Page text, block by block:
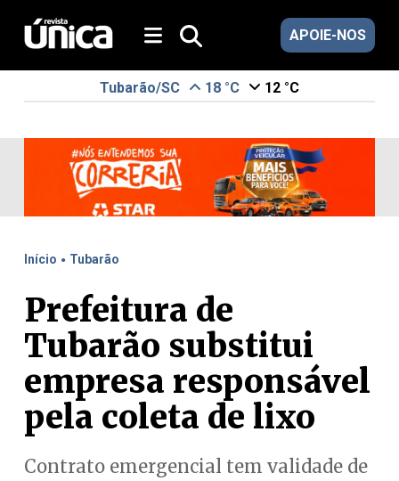
APOIE-NOS
Tubarão/SC 18 °C 12 °C
Início . Tubarão
Prefeitura de
Tubarão substitui
empresa responsável
pela coleta de lixo
Contrato emergencial tem validade de